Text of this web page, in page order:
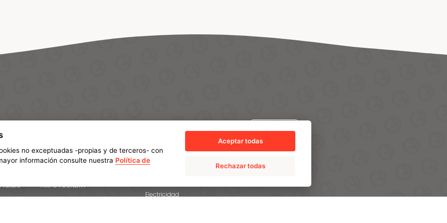
futuro
ISS by AMPO POYAM VALVES
AMPO FOUNDRY
Industria química y
petroquímica
Electricidad
PROTALENT
no exceptuadas -propias y de terceros- con
información consulte nuestra Política de
Aceptar todas
Rechazar todas